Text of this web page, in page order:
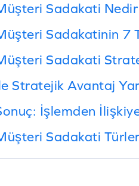
Sadakati
Sadakatinin 7
Sadakati
Stratejik Avantaj
İşlemden
Sadakati